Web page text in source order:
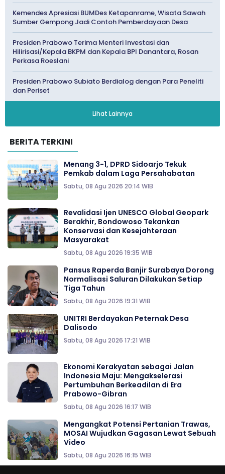
Kemendes Apresiasi BUMDes Ketapanrame, Wisata Sawah
Sumber Gempong Jadi Contoh Pemberdayaan Desa
Presiden Prabowo Terima Menteri Investasi dan
Hilirisasi/Kepala BKPM dan Kepala BPI Danantara, Rosan
Perkasa Roeslani
Presiden Prabowo Subiato Berdialog dengan Para Peneliti
dan Periset
Lihat Lainnya
BERITA TERKINI
Menang 3-1, DPRD Sidoarjo Tekuk
Pemkab dalam Laga Persahabatan
Sabtu, 08 Agu 2026 20:14 WIB
Revalidasi Ijen UNESCO Global Geopark
Berakhir, Bondowoso Tekankan
Konservasi dan Kesejahteraan
Masyarakat
Sabtu, 08 Agu 2026 19:35 WIB
Pansus Raperda Banjir Surabaya Dorong
Normalisasi Saluran Dilakukan Setiap
Tiga Tahun
Sabtu, 08 Agu 2026 19:31 WIB
UNITRI Berdayakan Peternak Desa
Dalisodo
Sabtu, 08 Agu 2026 17:21 WIB
Ekonomi Kerakyatan sebagai Jalan
Indonesia Maju: Mengakselerasi
Pertumbuhan Berkeadilan di Era
Prabowo-Gibran
Sabtu, 08 Agu 2026 16:17 WIB
Mengangkat Potensi Pertanian Trawas,
MOSAI Wujudkan Gagasan Lewat Sebuah
Video
Sabtu, 08 Agu 2026 16:15 WIB